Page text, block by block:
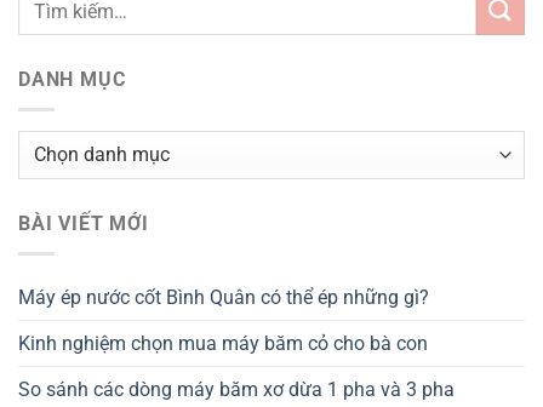
DANH MỤC
Danh
BÀI VIẾT MỚI
Máy ép nước cốt Bình Quân có thể ép những gì?
Kinh nghiệm chọn mua máy băm cỏ cho bà con
So sánh các dòng máy băm xơ dừa 1 pha và 3 pha